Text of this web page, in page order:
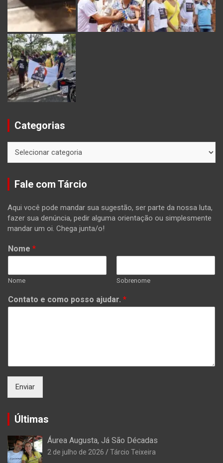
Categorias
Fale com Tárcio
Aqui você pode mandar sua sugestão, ser parte da nossa luta,
fazer sua denúncia, pedir alguma orientação ou simplesmente
mandar um oi. Chega junta/o!
Nome *
Nome Sobrenome
Contato e como posso ajudar. *
Enviar
Últimas
Áurea Augusta, Já São Décadas
2 de julho de 2026 Tárcio Teixeira